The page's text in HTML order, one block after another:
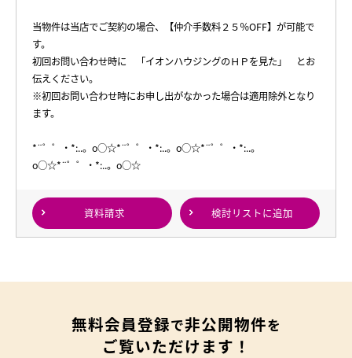
資料請求 検討リストに追加
当物件は当店でご契約の場合、【仲介手数料２５％OFF】が可能で
す。
初回お問い合わせ時に 「イオンハウジングのＨＰを見た」 とお
伝えください。
※初回お問い合わせ時にお申し出がなかった場合は適用除外となり
ます。
*¨゜゜・*:..。o○☆*¨゜゜・*:..。o○☆*¨゜゜・*:..。
o○☆*¨゜゜・*:..。o○☆
無料会員登録で非公開物件を
ご覧いただけます！